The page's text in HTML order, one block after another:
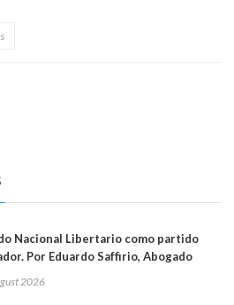
Nacional Libertario como partido
Por Eduardo Saffirio, Abogado
2026